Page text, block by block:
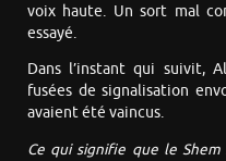
voix haute. Un sort mal
essayé.
Dans l’instant qui suivit,
fusées de signalisation
avaient été vaincus.
Ce qui signifie que le